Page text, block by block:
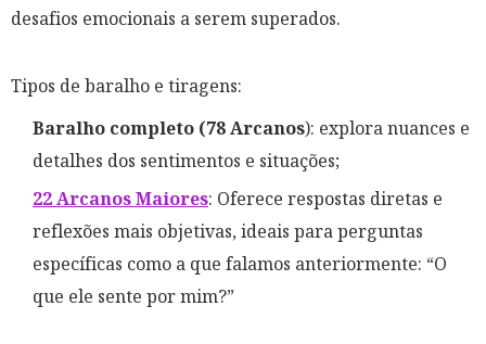
desafios emocionais a serem superados.
Tipos de baralho e tiragens:
Baralho completo (78 Arcanos): explora nuances e
detalhes dos sentimentos e situações;
22 Arcanos Maiores: Oferece respostas diretas e
reflexões mais objetivas, ideais para perguntas
específicas como a que falamos anteriormente: “O
que ele sente por mim?”